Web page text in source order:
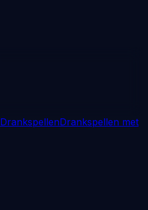
DrankspellenDrankspellen met